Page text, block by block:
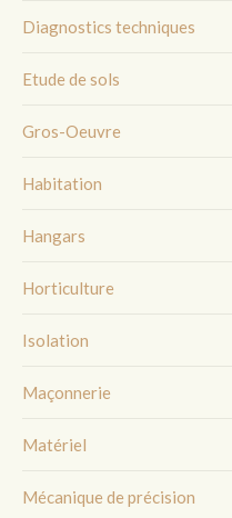
Diagnostics techniques
Etude de sols
Gros-Oeuvre
Habitation
Hangars
Horticulture
Isolation
Maçonnerie
Matériel
Mécanique de précision